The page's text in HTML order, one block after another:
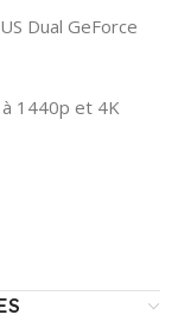
Dual GeForce
1440p et 4K